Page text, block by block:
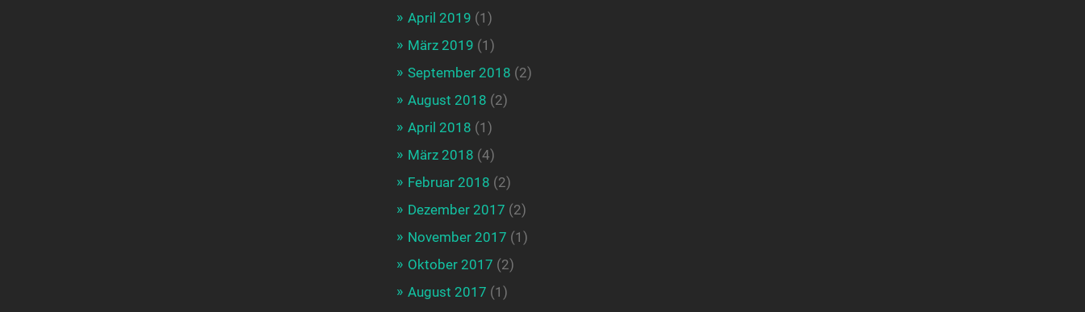
April 2019 (1)
März 2019 (1)
September 2018 (2)
August 2018 (2)
April 2018 (1)
März 2018 (4)
Februar 2018 (2)
Dezember 2017 (2)
November 2017 (1)
Oktober 2017 (2)
August 2017 (1)